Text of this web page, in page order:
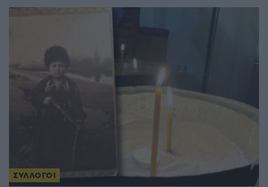
ΣΥΛΛΟΓΟΙ